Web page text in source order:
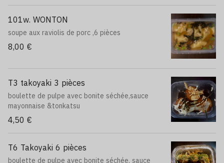
101w. WONTON
soupe aux raviolis de porc ,6 pièces
8,00 €
T3 takoyaki 3 pièces
boulette de pulpe avec bonite séchée,sauce
mayonnaise &tonkatsu
4,50 €
T6 Takoyaki 6 pièces
boulette de pulpe avec bonite séchée, sauce